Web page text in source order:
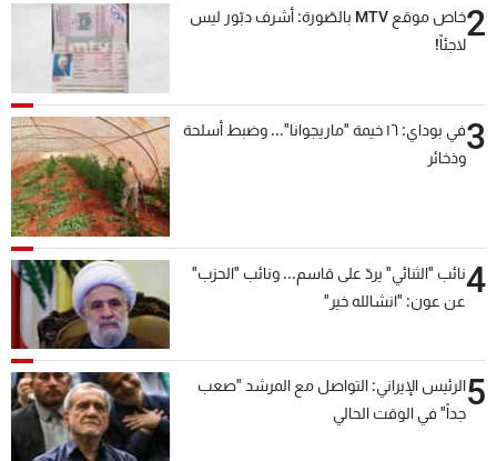
2
خاص موقع MTV بالصّورة: أشرف دبّور ليس
لاجئاً!
3
في بوداي: ١٦ خيمة "ماريجوانا"... وضبط أسلحة
وذخائر
4نائب "الثنائي" يردّ على قاسم... ونائب "الحزب"
عن عون: "انشالله خير"
5الرئيس الإيراني: التواصل مع المرشد "صعب
جداً" في الوقت الحالي